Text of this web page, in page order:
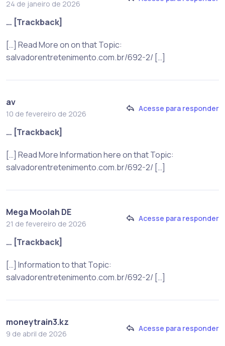
24 de janeiro de 2026
… [Trackback]
[…] Read More on on that Topic:
salvadorentretenimento.com.br/692-2/ […]
av
10 de fevereiro de 2026
Acesse para responder
… [Trackback]
[…] Read More Information here on that Topic:
salvadorentretenimento.com.br/692-2/ […]
Mega Moolah DE
21 de fevereiro de 2026
Acesse para responder
… [Trackback]
[…] Information to that Topic:
salvadorentretenimento.com.br/692-2/ […]
moneytrain3.kz
9 de abril de 2026
Acesse para responder